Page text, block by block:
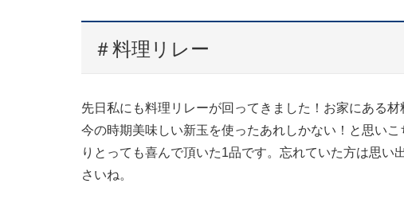
＃料理リレー
先日私にも料理リレーが回ってきました！お家にある
今の時期美味しい新玉を使ったあれしかない！と思い
りとっても喜んで頂いた1品です。忘れていた方は思
さいね。